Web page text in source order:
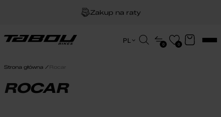
Zakup na raty
Dożywotnia gwarancja na ramę
PL
Wyszukiwarka
produktów
0 0
Strona główna Rocar
ROCAR